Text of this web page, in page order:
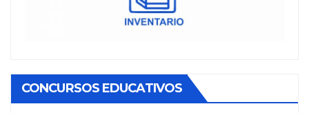
CONCURSOS EDUCATIVOS